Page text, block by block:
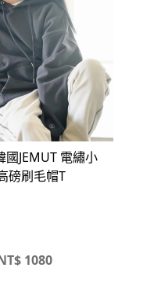
國JEMUT 電繡小
磅刷毛帽T
1080